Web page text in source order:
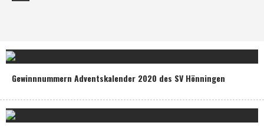
Gewinnnummern Adventskalender 2020 des SV Hönningen